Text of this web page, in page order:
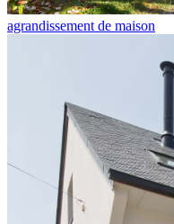
agrandissement de maison